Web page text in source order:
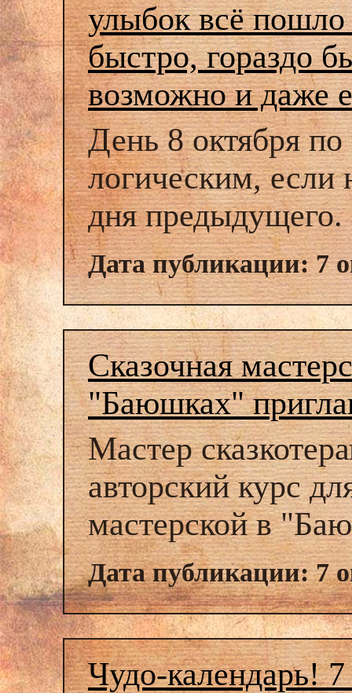
улыбок всё пошло
быстро, гораздо
возможно и даже
День 8 октября по
логическим,
дня предыдущего.
Дата публикации: 7
Сказочная
"Баюшках"
Мастер
авторский курс
мастерской в
Дата публикации: 7
Чудо-календарь!